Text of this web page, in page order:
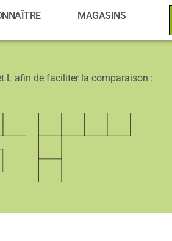
MAGASINS
L afin de faciliter la comparaison :